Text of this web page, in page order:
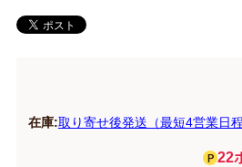
在庫:取り寄せ後発送（最短4営業日程
22